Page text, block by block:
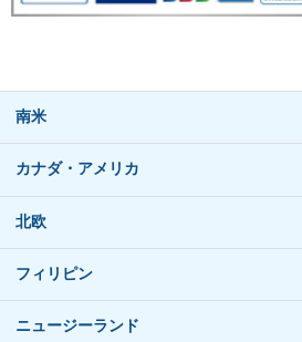
南米
カナダ・アメリカ
北欧
フィリピン
ニュージーランド